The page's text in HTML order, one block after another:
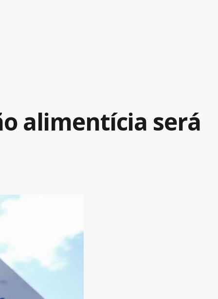
alimentícia será